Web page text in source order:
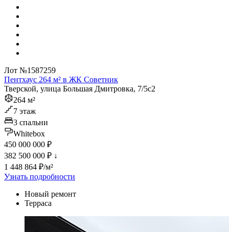
Лот №1587259
Пентхаус 264 м² в ЖК Советник
Тверской, улица Большая Дмитровка, 7/5с2
264 м²
7 этаж
3 спальни
Whitebox
450 000 000 ₽
382 500 000 ₽ ↓
1 448 864 ₽/м²
Узнать подробности
Новый ремонт
Терраса